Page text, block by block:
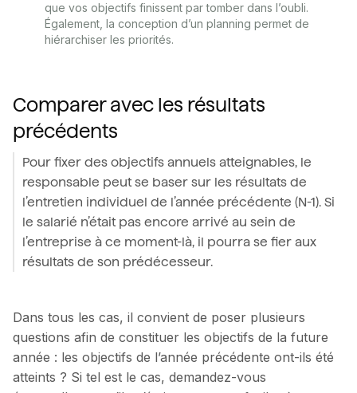
que vos objectifs finissent par tomber dans l’oubli.
Également, la conception d’un planning permet de
hiérarchiser les priorités.
Comparer avec les résultats
précédents
Pour fixer des objectifs annuels atteignables, le
responsable peut se baser sur les résultats de
l’entretien individuel de l’année précédente (N-1). Si
le salarié n’était pas encore arrivé au sein de
l’entreprise à ce moment-là, il pourra se fier aux
résultats de son prédécesseur.
Dans tous les cas, il convient de poser plusieurs
questions afin de constituer les objectifs de la future
année : les objectifs de l’année précédente ont-ils été
atteints ? Si tel est le cas, demandez-vous